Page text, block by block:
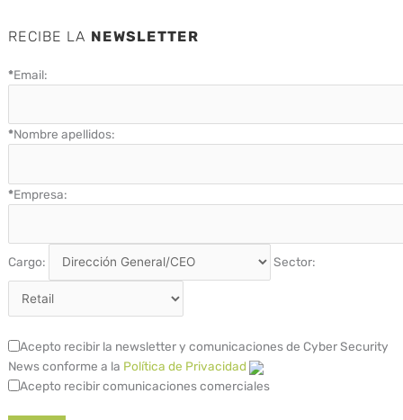
RECIBE LA NEWSLETTER
*Email:
*Nombre apellidos:
*Empresa:
Cargo: Sector:
Acepto recibir la newsletter y comunicaciones de Cyber Security
News conforme a la Política de Privacidad
Acepto recibir comunicaciones comerciales